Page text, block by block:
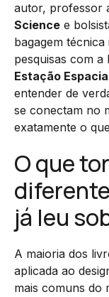
autor, professor
Science e
bagagem
pesquisas com
Estação
entender de
se conectam no
exatamente o
O que
já leu
A maioria dos
aplicada ao
mais comuns do